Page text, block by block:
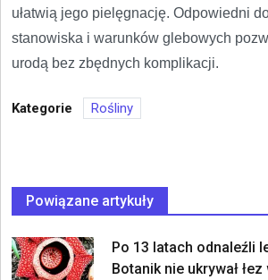
ułatwią jego pielęgnację. Odpowiedni
stanowiska i warunków glebowych
urodą bez zbędnych komplikacji.
Kategorie Rośliny
Powiązane artykuły
Po 13 latach odnaleźli
Botanik nie ukrywał